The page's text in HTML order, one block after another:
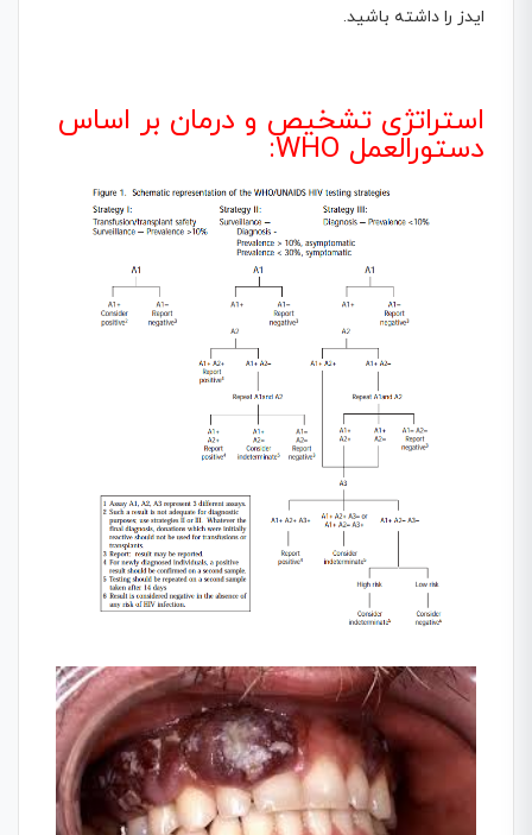
ایدز را داشته باشید.
استراتژی تشخیص و درمان بر اساس
دستورالعمل WHO: